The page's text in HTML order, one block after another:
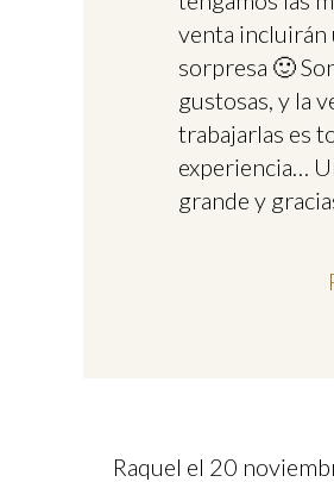
venta incluirán
sorpresa 🙂
gustosas, y la
trabajarlas es
experiencia…
grande y
Raquel el 20